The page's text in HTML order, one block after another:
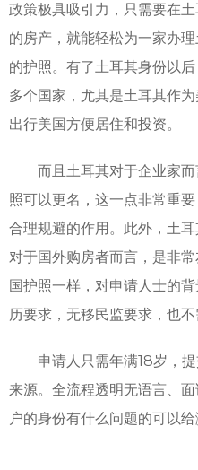
政策极具吸引力，只需要在
的房产，就能轻松为一家办
的护照。有了土耳其身份以
多个国家，尤其是土耳其作
出行美国方便居住和投资。
而且土耳其对于企业家而
照可以更名，这一点非常重
合理规避的作用。此外，土
对于国外购房者而言，是非常
国护照一样，对申请人士的
历要求，无移民监要求，也不
申请人只需年满18岁，提
来源。全流程透明无语言、
户的身份有什么问题的可以给